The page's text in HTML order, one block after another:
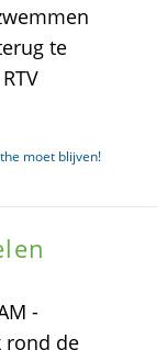
te
moet blijven!
-
rond de